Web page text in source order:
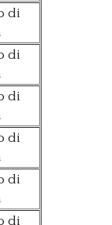
di
di
di
di
di
di